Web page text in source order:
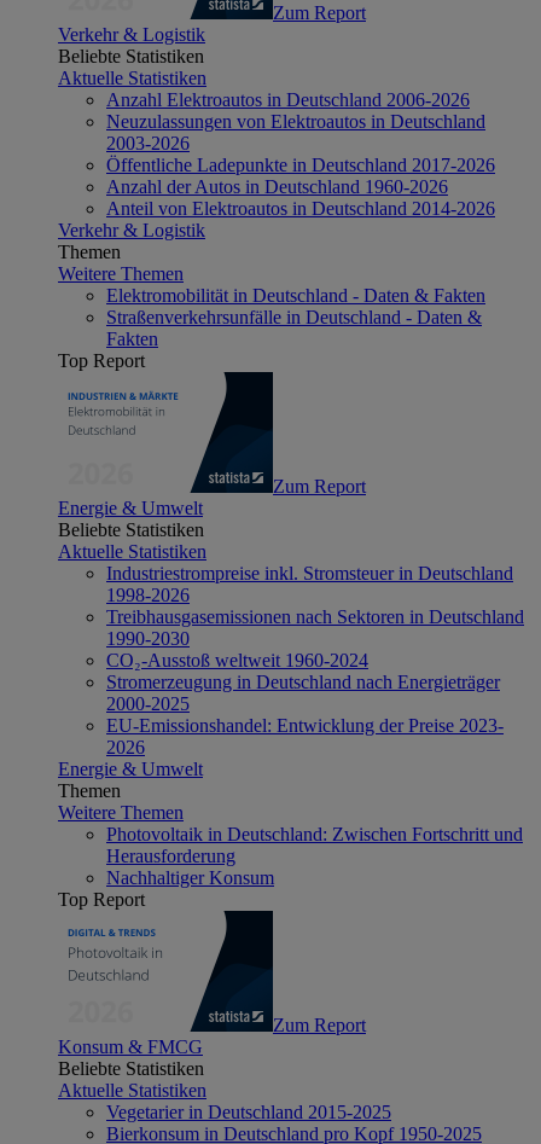
Zum Report
Verkehr & Logistik
Beliebte Statistiken
Aktuelle Statistiken
Anzahl Elektroautos in Deutschland 2006-2026
Neuzulassungen von Elektroautos in Deutschland
2003-2026
Öffentliche Ladepunkte in Deutschland 2017-2026
Anzahl der Autos in Deutschland 1960-2026
Anteil von Elektroautos in Deutschland 2014-2026
Verkehr & Logistik
Themen
Weitere Themen
Elektromobilität in Deutschland - Daten & Fakten
Straßenverkehrsunfälle in Deutschland - Daten &
Fakten
Top Report
Zum Report
Energie & Umwelt
Beliebte Statistiken
Aktuelle Statistiken
Industriestrompreise inkl. Stromsteuer in Deutschland
1998-2026
Treibhausgasemissionen nach Sektoren in Deutschland
1990-2030
CO₂-Ausstoß weltweit 1960-2024
Stromerzeugung in Deutschland nach Energieträger
2000-2025
EU-Emissionshandel: Entwicklung der Preise 2023-
2026
Energie & Umwelt
Themen
Weitere Themen
Photovoltaik in Deutschland: Zwischen Fortschritt und
Herausforderung
Nachhaltiger Konsum
Top Report
Zum Report
Konsum & FMCG
Beliebte Statistiken
Aktuelle Statistiken
Vegetarier in Deutschland 2015-2025
Bierkonsum in Deutschland pro Kopf 1950-2025